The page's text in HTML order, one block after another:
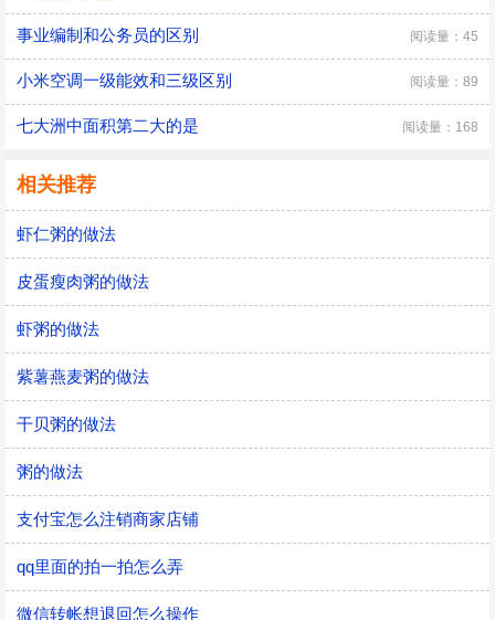
事业编制和公务员的区别 阅读量：45
小米空调一级能效和三级区别 阅读量：89
七大洲中面积第二大的是 阅读量：168
相关推荐
虾仁粥的做法
皮蛋瘦肉粥的做法
虾粥的做法
紫薯燕麦粥的做法
干贝粥的做法
粥的做法
支付宝怎么注销商家店铺
qq里面的拍一拍怎么弄
微信转帐想退回怎么操作